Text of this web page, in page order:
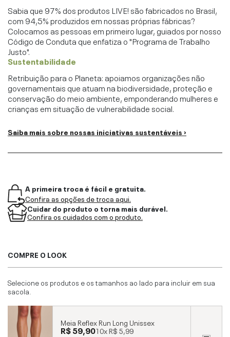
Sabia que 97% dos produtos LIVE! são fabricados no Brasil,
com 94,5% produzidos em nossas próprias fábricas?
Colocamos as pessoas em primeiro lugar, guiados por nosso
Código de Conduta que enfatiza o "Programa de Trabalho
Justo".
Sustentabilidade
Retribuição para o Planeta: apoiamos organizações não
governamentais que atuam na biodiversidade, proteção e
conservação do meio ambiente, emponderando mulheres e
crianças em situação de vulnerabilidade social.
Saiba mais sobre nossas iniciativas sustentáveis ›
A primeira troca é fácil e gratuita.
Confira as opções de troca aqui.
Cuidar do produto o torna mais durável.
Confira os cuidados com o produto.
COMPRE O LOOK
Selecione os produtos e os tamanhos ao lado para incluir em sua
sacola.
Meia Reflex Run Long Unissex
R$ 59,9010xR$ 5,99